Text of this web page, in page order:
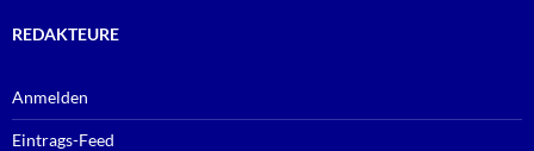
REDAKTEURE
Anmelden
Eintrags-Feed